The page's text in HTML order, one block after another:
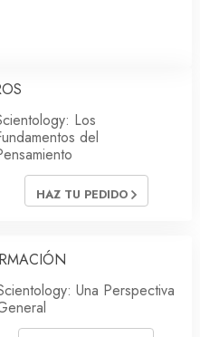
Los
del
HAZ TU PEDIDO
Una Perspectiva